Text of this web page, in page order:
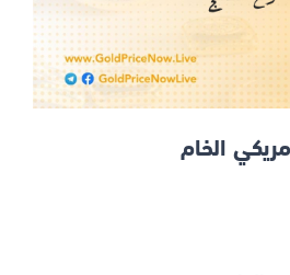
الخام